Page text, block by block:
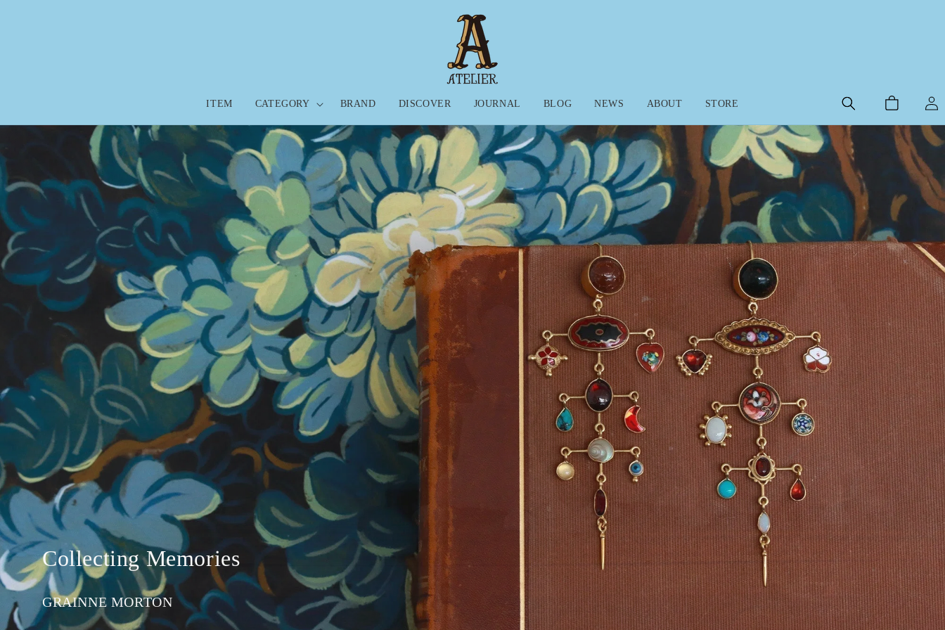
ITEM CATEGORY BRAND DISCOVER JOURNAL BLOG NEWS ABOUT STORE
ー
グ
イ
ン
Dans l’ouverture du monde 〜開かれている世界の中で〜
Michèle RAYMOND
映画のワンシーンへと変えてくれる一冊
Astier de Villatte
Collecting Memories
GRAINNE MORTON
New Collections
Astier de Villatte
毎日を共に時を刻んでいく。
Cosi Tabellini
アートピースのようなテキスタイル。
The House of Lyria
ガラスの中に閉じ込めたのは、小さな幸福の気配。
ICHENDORF MILANO
New Collections
Macon & Lesquoy